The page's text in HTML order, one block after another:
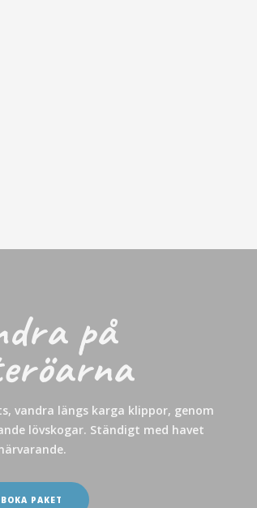
på
vandra längs karga klippor, genom
lövskogar. Ständigt med havet
BOKA PAKET